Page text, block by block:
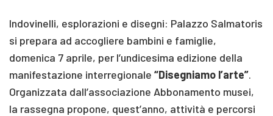
Indovinelli, esplorazioni e disegni: Palazzo Salmatoris
si prepara ad accogliere bambini e famiglie,
domenica 7 aprile, per l’undicesima edizione della
manifestazione interregionale “Disegniamo l’arte”.
Organizzata dall’associazione Abbonamento musei,
la rassegna propone, quest’anno, attività e percorsi